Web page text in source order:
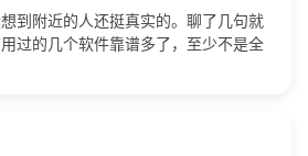
到附近的人还挺真实的。聊了几句就
过的几个软件靠谱多了，至少不是全